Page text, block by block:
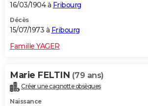
16/03/1904 à Fribourg
Décès
15/07/1973 à Fribourg
Famille YAGER
Marie FELTIN (79 ans)
Créer une cagnotte obsèques
Naissance